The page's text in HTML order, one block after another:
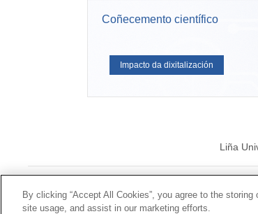
Coñecemento científico
Impacto da dixitalización
Liña
By clicking “Accept All Cookies”, you agree to the
site usage, and assist in our marketing efforts.